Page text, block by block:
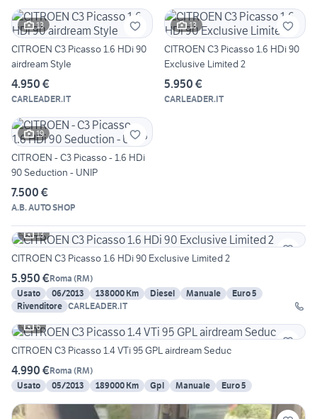
13
CITROEN C3 Picasso 1.6 HDi 90
airdream Style
4.950 €
CARLEADER.IT
13
CITROEN C3 Picasso 1.6 HDi 90
Exclusive Limited 2
5.950 €
CARLEADER.IT
19
CITROEN - C3 Picasso - 1.6 HDi
90 Seduction - UNIP
7.500 €
A.B. AUTO SHOP
13
CITROEN C3 Picasso 1.6 HDi 90 Exclusive Limited 2
5.950 €Roma (RM)
Usato
06/2013 138000 Km Diesel Manuale
Euro 5
Rivenditore CARLEADER.IT
6
CITROEN C3 Picasso 1.4 VTi 95 GPL airdream Seduc
4.990 €Roma (RM)
Usato
05/2013 189000 Km Gpl Manuale Euro 5